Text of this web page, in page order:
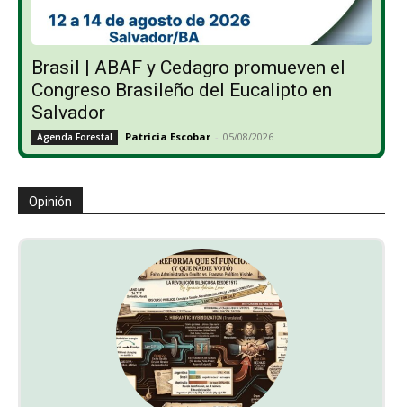
Brasil | ABAF y Cedagro promueven el
Congreso Brasileño del Eucalipto en
Salvador
Agenda Forestal Patricia Escobar - 05/08/2026
Opinión